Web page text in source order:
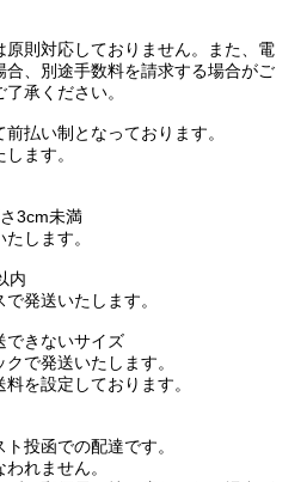
則対応しておりません。また、電
、別途手数料を請求する場合がご
承ください。
払い制となっております。
ます。
3cm未満
します。
内
発送いたします。
きないサイズ
で発送いたします。
を設定しております。
投函での配達です。
れません。